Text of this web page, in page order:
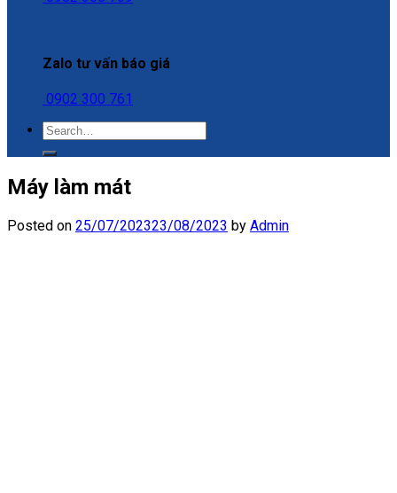
Zalo tư vấn báo giá
0902 300 761
Máy làm mát
Posted on 25/07/202323/08/2023 by Admin